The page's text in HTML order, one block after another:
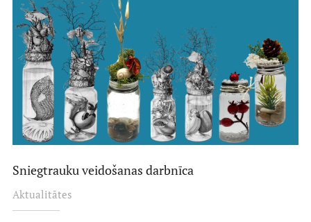
Sniegtrauku veidošanas darbnīca
Aktualitātes